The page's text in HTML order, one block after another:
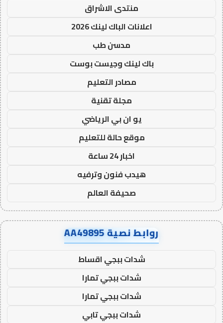
منتدى الاشراق
اعلانات الباك لينك 2026
مدسن طب
باك لينك وجيست بوست
مصادر التعليم
مجلة تقنية
يو ان بي الرياضي
موقع حالة للتعليم
اخبار 24 ساعة
هيدب فنون وترفيه
صحيفة العالم
روابط نصية AA49895
شدات ببجي اقساط
شدات ببجي تمارا
شدات ببجي تمارا
شدات ببجي تابي